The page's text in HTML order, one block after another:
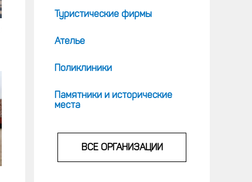
Туристические фирмы
Ателье
Поликлиники
Памятники и исторические
места
ВСЕ ОРГАНИЗАЦИИ